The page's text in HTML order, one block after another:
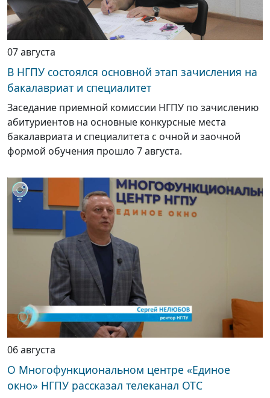
07 августа
В НГПУ состоялся основной этап зачисления на
бакалавриат и специалитет
Заседание приемной комиссии НГПУ по зачислению
абитуриентов на основные конкурсные места
бакалавриата и специалитета с очной и заочной
формой обучения прошло 7 августа.
06 августа
О Многофункциональном центре «Единое
окно» НГПУ рассказал телеканал ОТС